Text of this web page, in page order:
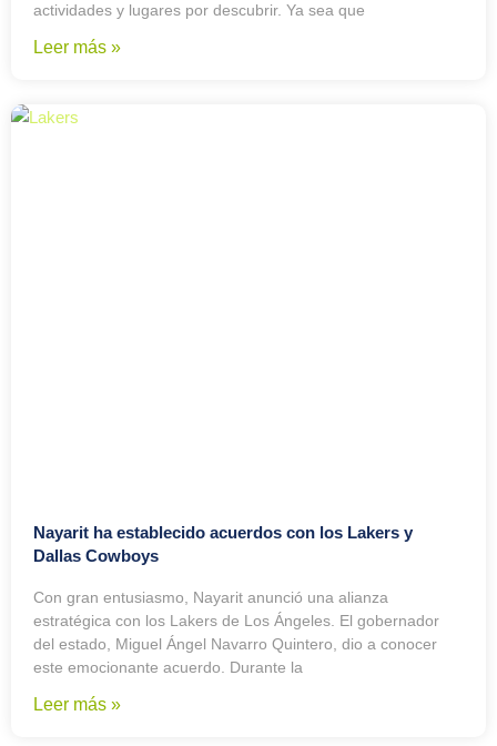
actividades y lugares por descubrir. Ya sea que
Leer más »
Nayarit ha establecido acuerdos con los Lakers y
Dallas Cowboys
Con gran entusiasmo, Nayarit anunció una alianza
estratégica con los Lakers de Los Ángeles. El gobernador
del estado, Miguel Ángel Navarro Quintero, dio a conocer
este emocionante acuerdo. Durante la
Leer más »